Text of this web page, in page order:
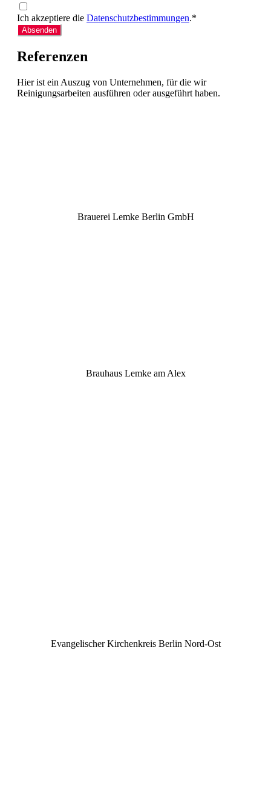
Ich akzeptiere die Datenschutzbestimmungen.*
Absenden
Referenzen
Hier ist ein Auszug von Unternehmen, für die wir
Reinigungsarbeiten ausführen oder ausgeführt haben.
Brauerei Lemke Berlin GmbH
Brauhaus Lemke am Alex
Evangelischer Kirchenkreis Berlin Nord-Ost